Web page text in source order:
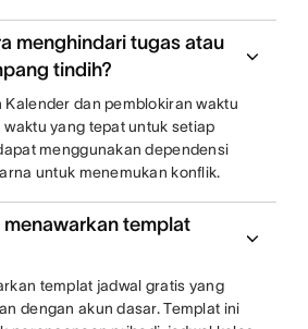
menghindari tugas atau
tindih?
Kalender dan pemblokiran waktu
yang tepat untuk setiap
menggunakan dependensi
untuk menemukan konflik.
templat
templat jadwal gratis yang
dengan akun dasar. Templat ini